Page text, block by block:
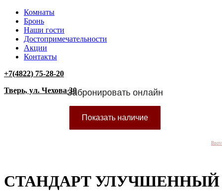
Комнаты
Бронь
Наши гости
Достопримечательности
Акции
Контакты
+7(4822) 75-28-20
Тверь, ул. Чехова 30
СТАНДАРТ УЛУЧШЕННЫЙ